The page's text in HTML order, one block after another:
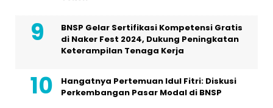
BNSP Gelar Sertifikasi Kompetensi Gratis
di Naker Fest 2024, Dukung Peningkatan
Keterampilan Tenaga Kerja
Hangatnya Pertemuan Idul Fitri: Diskusi
Perkembangan Pasar Modal di BNSP